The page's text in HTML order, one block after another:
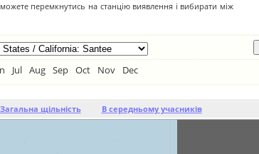
перемкнутись на станцію виявлення і вибирати між
Jul Aug Sep Oct Nov Dec
Загальна щільність В середньому учасників